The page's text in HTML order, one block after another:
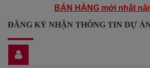
BÁN HÀNG mới nhất
ĐĂNG KÝ NHẬN THÔNG TIN DỰ